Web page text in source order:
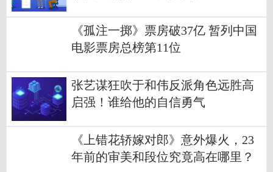
《孤注一掷》票房破37亿 暂列中国
电影票房总榜第11位
张艺谋狂吹于和伟反派角色远胜高
启强！谁给他的自信勇气
《上错花轿嫁对郎》意外爆火，23
年前的审美和段位究竟高在哪里？